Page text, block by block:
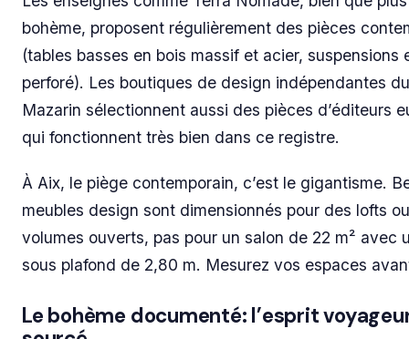
bohème, proposent régulièrement des pièces
(tables basses en bois massif et acier, suspensions
perforé). Les boutiques de design indépendantes
Mazarin sélectionnent aussi des pièces d’éditeurs
qui fonctionnent très bien dans ce registre.
À Aix, le piège contemporain, c’est le gigantisme.
meubles design sont dimensionnés pour des lofts
volumes ouverts, pas pour un salon de 22 m² avec
sous plafond de 2,80 m. Mesurez vos espaces
Le bohème documenté: l’esprit